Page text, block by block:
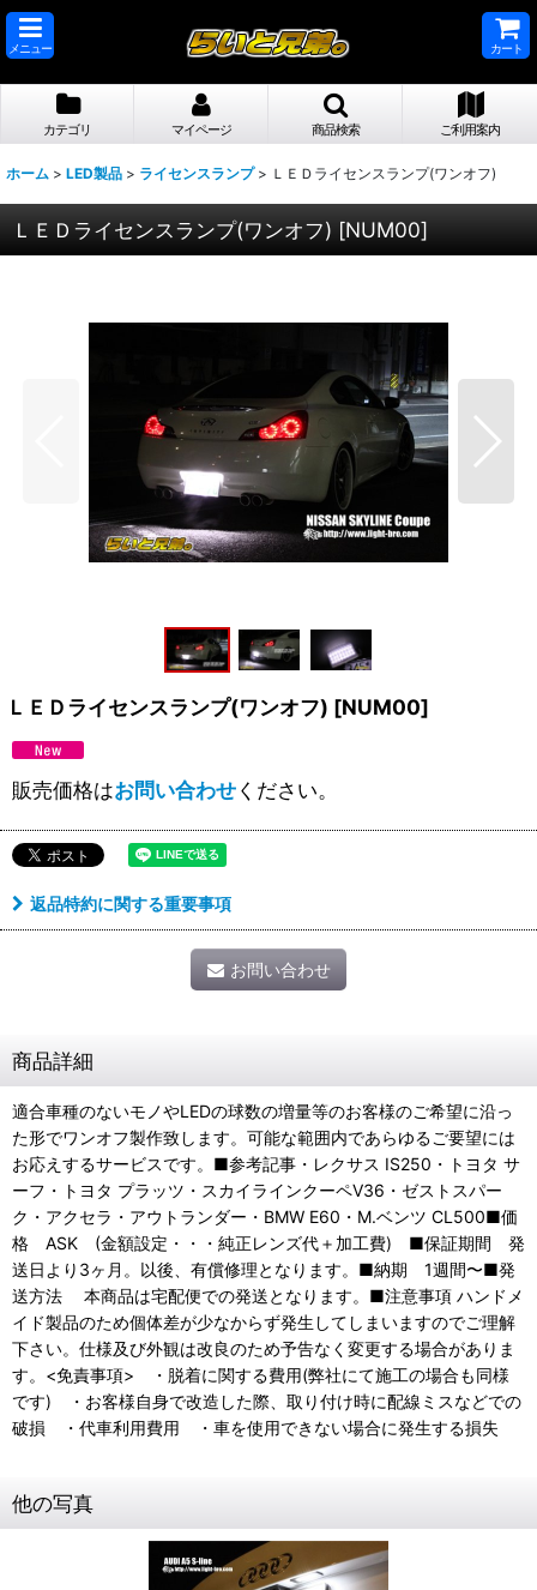
メニュー カート
カテゴリ マイページ 商品検索 ご利用案内
ホーム > LED製品 > ライセンスランプ > ＬＥＤライセンスランプ(ワンオフ)
ＬＥＤライセンスランプ(ワンオフ) [NUM00]
ＬＥＤライセンスランプ(ワンオフ) [NUM00]
販売価格はお問い合わせください。
返品特約に関する重要事項
お問い合わせ
商品詳細
適合車種のないモノやLEDの球数の増量等のお客様のご希望に沿っ
た形でワンオフ製作致します。可能な範囲内であらゆるご要望には
お応えするサービスです。■参考記事・レクサス IS250・トヨタ サ
ーフ・トヨタ プラッツ・スカイラインクーペV36・ゼストスパー
ク・アクセラ・アウトランダー・BMW E60・M.ベンツ CL500■価
格 ASK (金額設定・・・純正レンズ代＋加工費) ■保証期間 発
送日より3ヶ月。以後、有償修理となります。■納期 1週間〜■発
送方法 本商品は宅配便での発送となります。■注意事項 ハンドメ
イド製品のため個体差が少なからず発生してしまいますのでご理解
下さい。仕様及び外観は改良のため予告なく変更する場合がありま
す。<免責事項> ・脱着に関する費用(弊社にて施工の場合も同様
です) ・お客様自身で改造した際、取り付け時に配線ミスなどでの
破損 ・代車利用費用 ・車を使用できない場合に発生する損失
他の写真